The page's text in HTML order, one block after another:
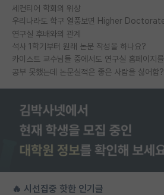
세컨티어 학회의 위상
연구실 후배와의 관계
석사 1학기부터 원래 논문 작성을 하나요?
공부 못했는데 논문실적은 좋은 사람을 싫어함?
🔥 시선집중 핫한 인기글